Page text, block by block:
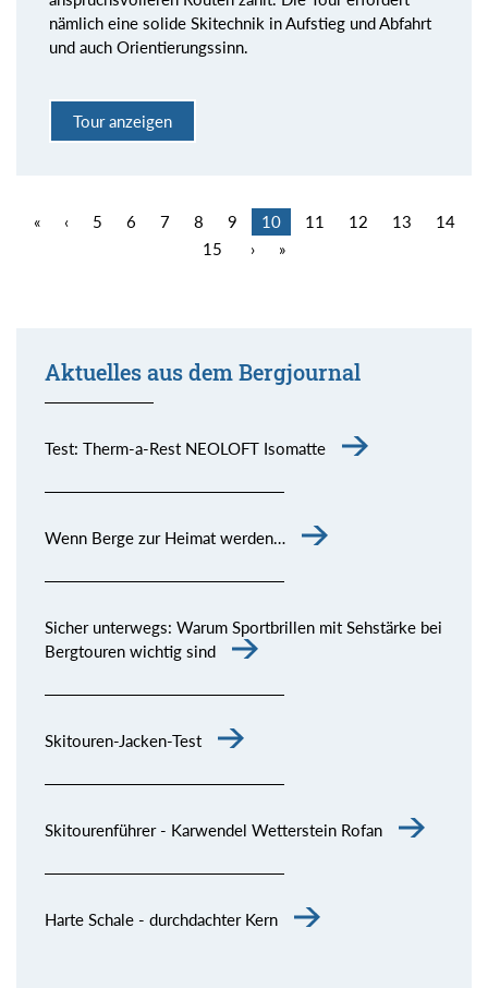
nämlich eine solide Skitechnik in Aufstieg und Abfahrt
und auch Orientierungssinn.
Tour anzeigen
« ‹ 5 6 7 8 9 10 11 12 13
14
15
› »
Aktuelles aus dem Bergjournal
Test: Therm-a-Rest NEOLOFT Isomatte
Wenn Berge zur Heimat werden…
Sicher unterwegs: Warum Sportbrillen mit Sehstärke bei
Bergtouren wichtig sind
Skitouren-Jacken-Test
Skitourenführer - Karwendel Wetterstein Rofan
Harte Schale - durchdachter Kern